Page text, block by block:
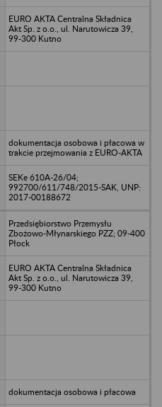
EURO AKTA Centralna Składnica
Akt Sp. z o.o., ul. Narutowicza 39,
99-300 Kutno
dokumentacja osobowa i płacowa w
trakcie przejmowania z EURO-AKTA
SEKe 610A-26/04;
992700/611/748/2015-SAK, UNP:
2017-00188672
Przedsiębiorstwo Przemysłu
Zbożowo-Młynarskiego PZZ; 09-400
Płock
EURO AKTA Centralna Składnica
Akt Sp. z o.o., ul. Narutowicza 39,
99-300 Kutno
dokumentacja osobowa i płacowa